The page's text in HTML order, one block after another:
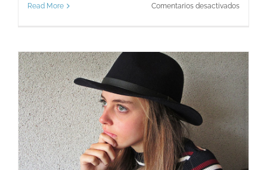
Read More Comentarios desactivadosen